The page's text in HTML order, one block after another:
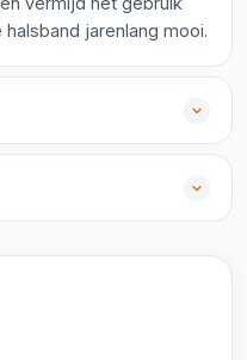
jarenlang mooi.